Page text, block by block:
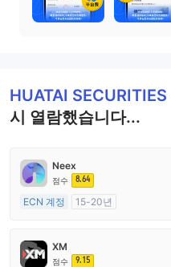
HUATAI SECURITIES
시 열람했습니다...
Neex
점수 8.64
ECN 계정
15-20년
외환 거래 라이선스 (MM)
마스터 레이블 MT4
XM
점수 9.15